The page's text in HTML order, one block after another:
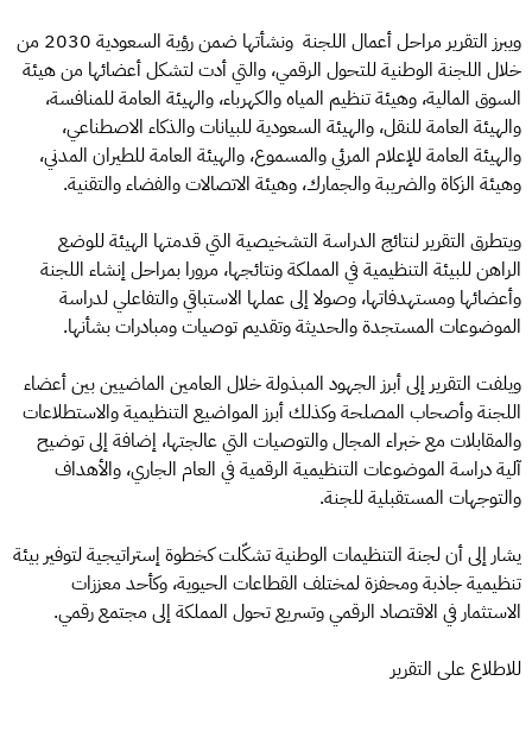
ويبرز التقرير مراحل أعمال اللجنة ونشأتها ضمن رؤية السعودية 2030 من
خلال اللجنة الوطنية للتحول الرقمي، والتي أدت لتشكل أعضائها من هيئة
السوق المالية، وهيئة تنظيم المياه والكهرباء، والهيئة العامة للمنافسة،
والهيئة العامة للنقل، والهيئة السعودية للبيانات والذكاء الاصطناعي،
والهيئة العامة للإعلام المرئي والمسموع، والهيئة العامة للطيران المدني،
وهيئة الزكاة والضريبة والجمارك، وهيئة الاتصالات والفضاء والتقنية.
ويتطرق التقرير لنتائج الدراسة التشخيصية التي قدمتها الهيئة للوضع
الراهن للبيئة التنظيمية في المملكة ونتائجها، مرورا بمراحل إنشاء اللجنة
وأعضائها ومستهدفاتها، وصولا إلى عملها الاستباقي والتفاعلي لدراسة
الموضوعات المستجدة والحديثة وتقديم توصيات ومبادرات بشأنها.
ويلفت التقرير إلى أبرز الجهود المبذولة خلال العامين الماضيين بين أعضاء
اللجنة وأصحاب المصلحة وكذلك أبرز المواضيع التنظيمية والاستطلاعات
والمقابلات مع خبراء المجال والتوصيات التي عالجتها، إضافة إلى توضيح
آلية دراسة الموضوعات التنظيمية الرقمية في العام الجاري، والأهداف
والتوجهات المستقبلية للجنة.
يشار إلى أن لجنة التنظيمات الوطنية تشكّلت كخطوة إستراتيجية لتوفير بيئة
تنظيمية جاذبة ومحفزة لمختلف القطاعات الحيوية، وكأحد معززات
الاستثمار في الاقتصاد الرقمي وتسريع تحول المملكة إلى مجتمع رقمي.
للاطلاع على التقرير